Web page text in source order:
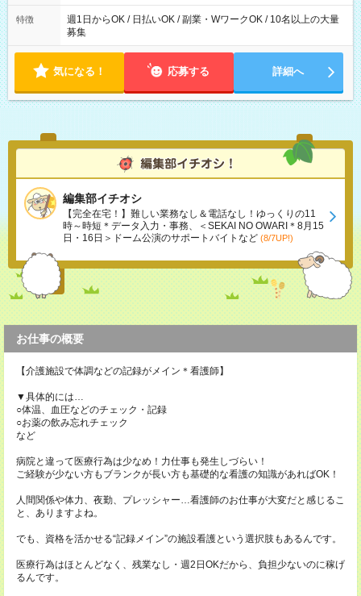
特徴
週1日からOK / 日払いOK / 副業・WワークOK / 10名以上の大量
募集
気になる！ 応募する 詳細へ
編集部イチオシ
【完全在宅！】難しい業務なし＆電話なし！ゆっくりの11
時～時短＊データ入力・事務、＜SEKAI NO OWARI＊8月15
日・16日＞ドーム公演のサポートバイトなど (8/7UP!)
お仕事の概要
【介護施設で体調などの記録がメイン＊看護師】
▼具体的には…
○体温、血圧などのチェック・記録
○お薬の飲み忘れチェック
など
病院と違って医療行為は少なめ！力仕事も発生しづらい！
ご経験が少ない方もブランクが長い方も基礎的な看護の知識があればOK！
人間関係や体力、夜勤、プレッシャー…看護師のお仕事が大変だと感じるこ
と、ありますよね。
でも、資格を活かせる“記録メイン”の施設看護という選択肢もあるんです。
医療行為はほとんどなく、残業なし・週2日OKだから、負担少ないのに稼げ
るんです。